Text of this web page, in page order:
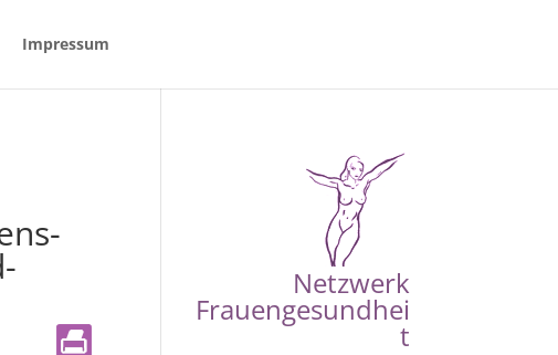
Impressum
Netzwerk
Frauengesundhei
t